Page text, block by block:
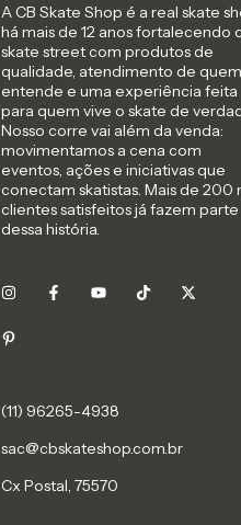
A CB Skate Shop é a real skate
há mais de 12 anos fortalecendo
skate street com produtos de
qualidade, atendimento de quem
entende e uma experiência feita
para quem vive o skate de
Nosso corre vai além da venda:
movimentamos a cena com
eventos, ações e iniciativas que
conectam skatistas. Mais de 200
clientes satisfeitos já fazem parte
dessa história.
sac@cbskateshop.com.br
Cx Postal, 75570